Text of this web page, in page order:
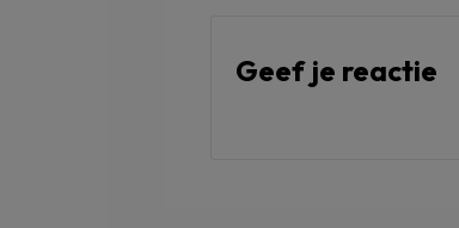
Geef je reactie